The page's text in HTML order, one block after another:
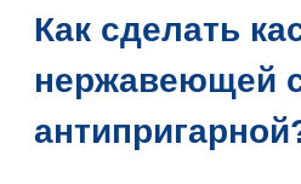
Как сделать
нержавеющей